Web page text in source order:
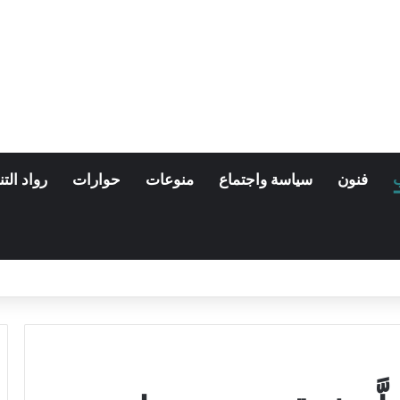
فنون سياسة واجتماع منوعات حوارات رواد